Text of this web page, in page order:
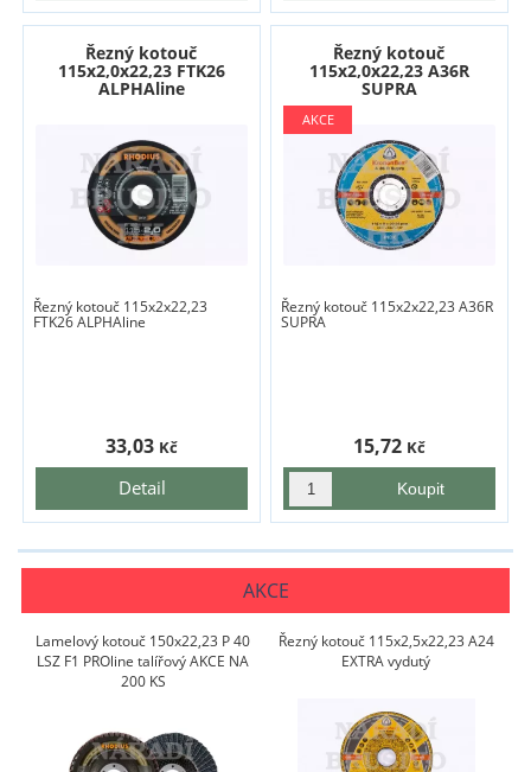
Řezný kotouč
115x2,0x22,23 FTK26
ALPHAline
Řezný kotouč 115x2x22,23
FTK26 ALPHAline
Detail
33,03 Kč
Řezný kotouč
115x2,0x22,23 A36R
SUPRA
Řezný kotouč 115x2x22,23 A36R
SUPRA
15,72 Kč
AKCE
Lamelový kotouč 150x22,23 P 40
LSZ F1 PROline talířový AKCE NA
200 KS
Řezný kotouč 115x2,5x22,23 A24
EXTRA vydutý